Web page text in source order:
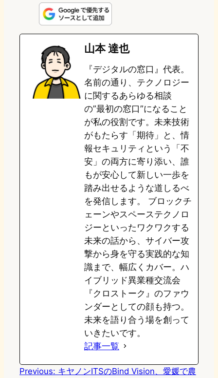
n
e
s
t
o
o
n
u
e
s
k
e
b
o
o
k
e
a
山本 達也
『デジタルの窓口』代表。
名前の通り、テクノロジー
に関するあらゆる相談
の”最初の窓口”になること
が私の役割です。未来技術
がもたらす「期待」と、情
報セキュリティという「不
安」の両方に寄り添い、誰
もが安心して新しい一歩を
踏み出せるような道しるべ
を発信します。 ブロックチ
ェーンやスペーステクノロ
ジーといったワクワクする
未来の話から、サイバー攻
撃から身を守る実践的な知
識まで、幅広くカバー。ハ
イブリッド異業種交流会
『クロストーク』のファウ
ンダーとしての顔も持つ。
未来を語り合う場を創って
いきたいです。
記事一覧
Previous: キヤノンITSのBind Vision、愛媛で農